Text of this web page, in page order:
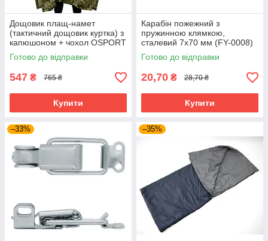
Дощовик плащ-намет
(тактичний дощовик куртка) з
капюшоном + чохол OSPORT
(ty-0031) Піксель
Готово до відправки
547 ₴ 765 ₴
Купити
Карабін пожежний з
пружинною клямкою,
сталевий 7x70 мм (FY-0008)
Сірий
Готово до відправки
20,70 ₴ 28,70 ₴
Купити
–33% –35%